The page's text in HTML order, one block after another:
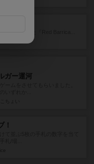
ド工場
ガー運河
！